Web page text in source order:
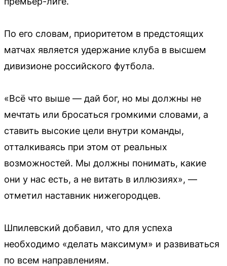
По его словам, приоритетом в предстоящих
матчах является удержание клуба в высшем
дивизионе российского футбола.
«Всё что выше — дай бог, но мы должны не
мечтать или бросаться громкими словами, а
ставить высокие цели внутри команды,
отталкиваясь при этом от реальных
возможностей. Мы должны понимать, какие
они у нас есть, а не витать в иллюзиях», —
отметил наставник нижегородцев.
Шпилевский добавил, что для успеха
необходимо «делать максимум» и развиваться
по всем направлениям.